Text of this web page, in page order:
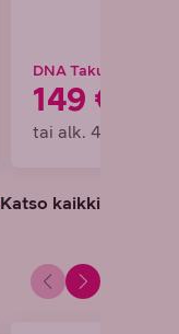
DNA Takuuhinta
149 €
tai alk. 4,14 €/kk
Katso kaikki